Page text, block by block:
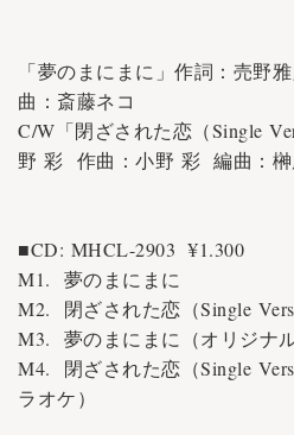
「夢のまにまに」作詞：売
曲：斎藤ネコ
C/W「閉ざされた恋（Single
野 彩 作曲：小野 彩 編曲：榊
■CD: MHCL-2903 ¥1.300
M1. 夢のまにまに
M2. 閉ざされた恋（Single
M3. 夢のまにまに（オリジナル
M4. 閉ざされた恋（Single
ラオケ）